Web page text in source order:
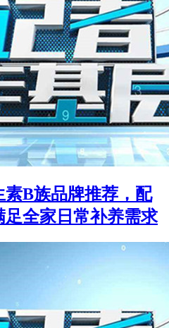
B族品牌推荐，配
全家日常补养需求